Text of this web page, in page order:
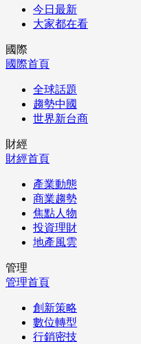
今日最新
大家都在看
國際
國際首頁
全球話題
趨勢中國
世界新台商
財經
財經首頁
產業動態
商業趨勢
焦點人物
投資理財
地產風雲
管理
管理首頁
創新策略
數位轉型
行銷密技